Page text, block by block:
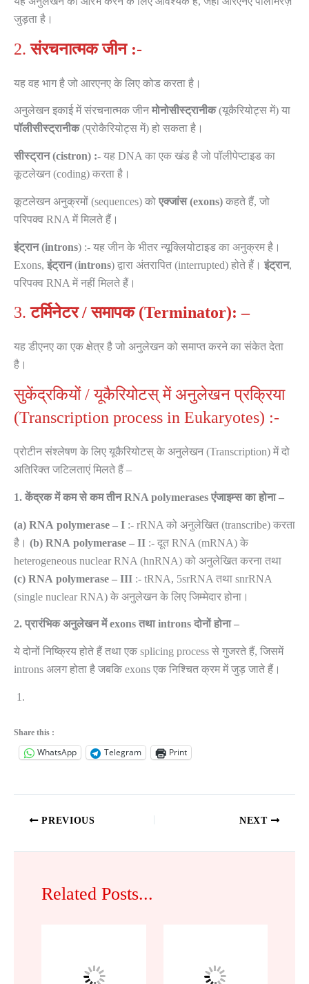
जुड़ता है।
2.संरचनात्मक जीन :-
यह वह भाग है जो आरएनए के लिए कोड करता है।
अनुलेखन इकाई में संरचनात्मक जीनमोनोसीस्ट्रानीक(यूकैरियोट्स में) या
पॉलीसीस्ट्रानीक(प्रोकैरियोट्स में) हो सकता है।
सीस्ट्रान (cistron) :- यह DNA का एक खंड है जो पॉलीपेप्टाइड का
कूटलेखन (coding) करता है।
कूटलेखन अनुक्रमों (sequences) को एक्जांस (exons) कहते हैं, जो
परिपक्व RNA में मिलते हैं।
इंट्रान (introns) :- यह जीन के भीतर न्यूक्लियोटाइड का अनुक्रम है।
Exons, इंट्रान(introns) द्वारा अंतरापित (interrupted) होते हैं। इंट्रान,
परिपक्व RNA में नहीं मिलते हैं।
3.टर्मिनेटर / समापक (Terminator): –
यह डीएनए का एक क्षेत्र है जो अनुलेखन को समाप्त करने का संकेत देता
है।
सुकेंद्रकियों / यूकैरियोटस् में अनुलेखन प्रक्रिया
(Transcription process in Eukaryotes) :-
प्रोटीन संश्लेषण के लिए यूकैरियोटस् के अनुलेखन (Transcription) में दो
अतिरिक्त जटिलताएं मिलते हैं –
1. केंद्रक में कम से कम तीन RNA polymerases एंजाइम्स का होना –
(a) RNA polymerase – I :- rRNA को अनुलेखित (transcribe) करता
है। (b) RNA polymerase – II :- दूत RNA (mRNA) के
heterogeneous nuclear RNA (hnRNA) को अनुलेखित करना तथा
(c) RNA polymerase – III :- tRNA, 5srRNA तथा snrRNA
(single nuclear RNA) के अनुलेखन के लिए जिम्मेदार होना।
2. प्रारंभिक अनुलेखन में exons तथा introns दोनों होना –
ये दोनों निष्क्रिय होते हैं तथा एक splicing process से गुजरते हैं, जिसमें
introns अलग होता है जबकि exons एक निश्चित क्रम में जुड़ जाते हैं।
Share this :
WhatsApp Telegram Print
PREVIOUS NEXT
Related Posts...